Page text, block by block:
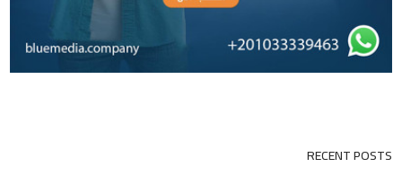
RECENT POSTS